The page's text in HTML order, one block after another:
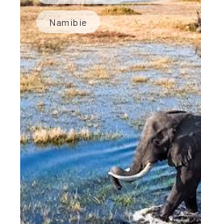
Namibie